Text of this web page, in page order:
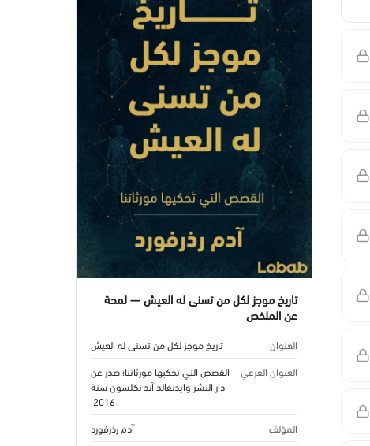
تاريخ موجز لكل من تسنى له العيش — لمحة
عن الملخص
العنوان
تاريخ موجز لكل من تسنى له العيش
العنوان الفرعي
القصص التي تحكيها مورثاتنا؛ صدر عن
دار النشر وايدنفالد آند نكلسون سنة
2016.
المؤلف
آدم رذرفورد